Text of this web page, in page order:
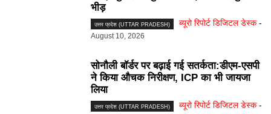
भीड़
उत्तर प्रदेश (UTTAR PRADESH) ब्यूरो रिपोर्ट डिजिटल डेस्क -
August 10, 2026
सोनौली बॉर्डर पर बढ़ाई गई सतर्कता:डीएम-एसपी
ने किया औचक निरीक्षण, ICP का भी जायजा
लिया
उत्तर प्रदेश (UTTAR PRADESH) ब्यूरो रिपोर्ट डिजिटल डेस्क -